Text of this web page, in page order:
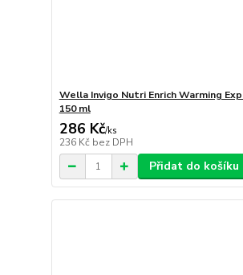
Wella Invigo Nutri Enrich Warming
150 ml
286 Kč/ks
236 Kč bez DPH
Přidat do košíku